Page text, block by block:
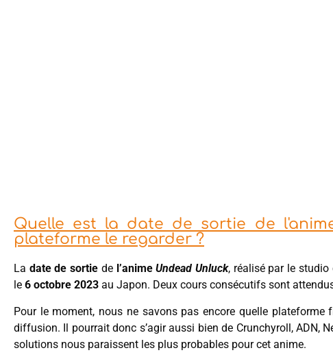
Quelle est la date de sortie de
plateforme le regarder ?
La date de sortie de l’animeUndead Unluck, réalisé par le studio
le 6 octobre 2023 au Japon. Deux cours consécutifs sont
Pour le moment, nous ne savons pas encore quelle
diffusion. Il pourrait donc s’agir aussi bien de Crunchyroll, ADN,
solutions nous paraissent les plus probables pour cet anime.